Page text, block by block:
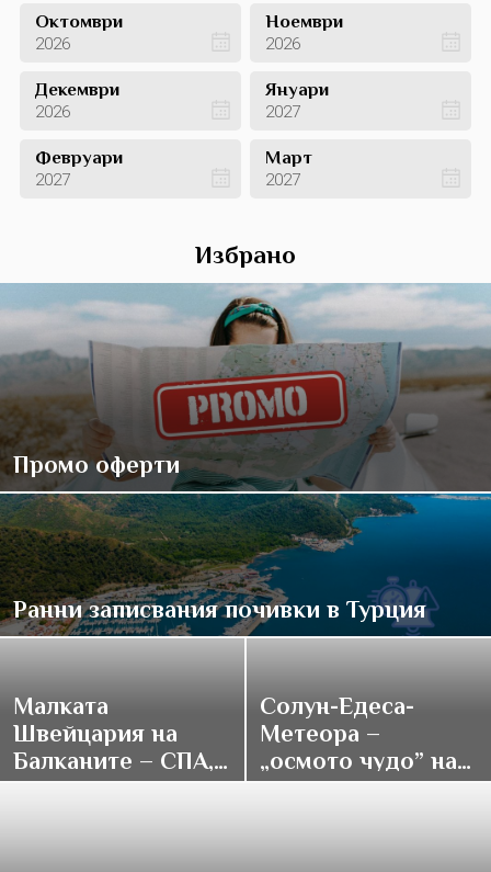
Октомври
2026
Ноември
2026
Декември
2026
Януари
2027
Февруари
2027
Март
2027
Избрано
Промо оферти
Ранни записвания почивки в Турция
Малката
Швейцария на
Балканите – СПА,
традиции и купон
Солун-Едеса-
Метеора –
„осмото чудо” на
върха на света